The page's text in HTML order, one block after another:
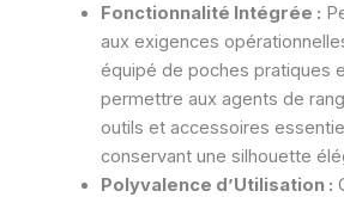
Fonctionnalité Intégrée :
aux exigences
équipé de poches pratiques
permettre aux agents de
outils et accessoires
conservant une silhouette
Polyvalence d’Utilisation :